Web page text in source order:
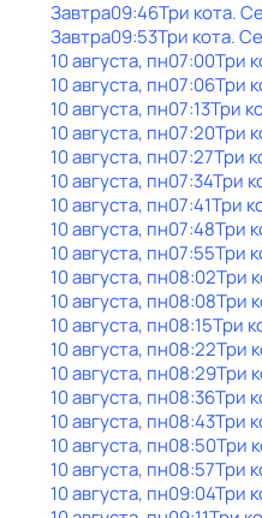
Завтра09:46Три кота.
Завтра09:53Три кота.
10 августа, пн07:00Три
10 августа, пн07:06Три
10 августа, пн07:13Три
10 августа, пн07:20Три
10 августа, пн07:27Три
10 августа, пн07:34Три
10 августа, пн07:41Три
10 августа, пн07:48Три
10 августа, пн07:55Три
10 августа, пн08:02Три
10 августа, пн08:08Три
10 августа, пн08:15Три
10 августа, пн08:22Три
10 августа, пн08:29Три
10 августа, пн08:36Три
10 августа, пн08:43Три
10 августа, пн08:50Три
10 августа, пн08:57Три
10 августа, пн09:04Три